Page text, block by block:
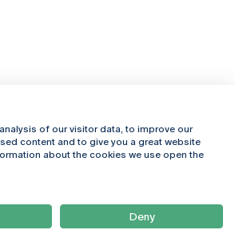
Campus Online
Webmail
Como Chegar
Newsletter
of our visitor data, to improve our
content and to give you a great website
about the cookies we use open the
Deny